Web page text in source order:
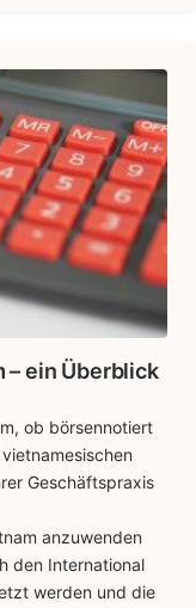
– ein Überblick
ob börsennotiert
Geschäftspraxis
anzuwenden
den International
werden und die